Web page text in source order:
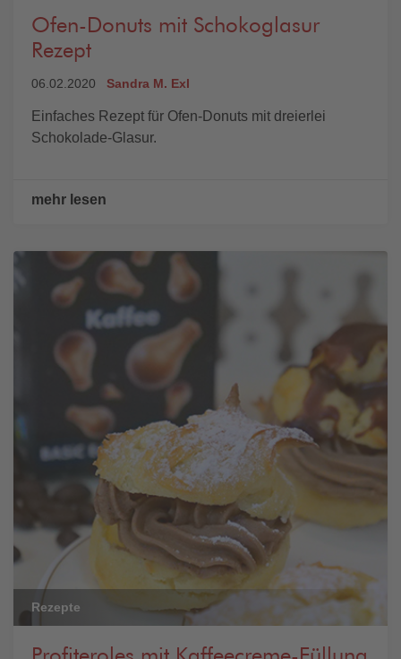
Ofen-Donuts mit Schokoglasur
Rezept
06.02.2020 Sandra M. Exl
Einfaches Rezept für Ofen-Donuts mit dreierlei
Schokolade-Glasur.
mehr lesen
Rezepte